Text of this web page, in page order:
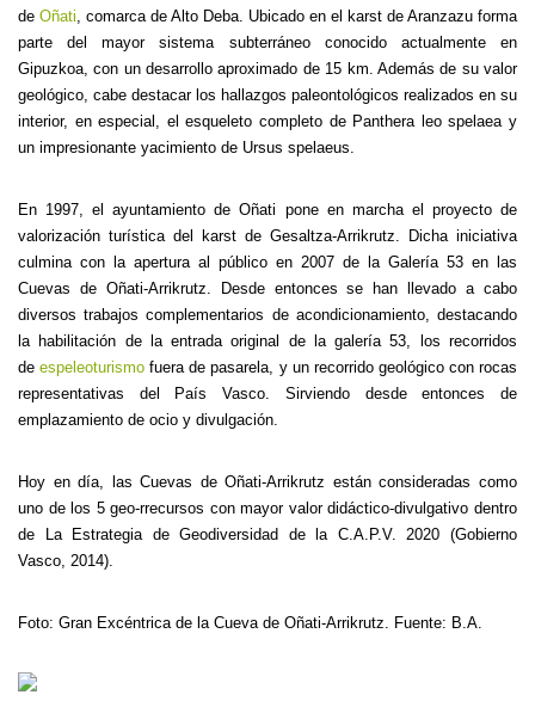
de Oñati, comarca de Alto Deba. Ubicado en el karst de Aranzazu forma
parte del mayor sistema subterráneo conocido actualmente en
Gipuzkoa, con un desarrollo aproximado de 15 km. Además de su valor
geológico, cabe destacar los hallazgos paleontológicos realizados en su
interior, en especial, el esqueleto completo de Panthera leo spelaea y
un impresionante yacimiento de Ursus spelaeus.
En 1997, el ayuntamiento de Oñati pone en marcha el proyecto de
valorización turística del karst de Gesaltza-Arrikrutz. Dicha iniciativa
culmina con la apertura al público en 2007 de la Galería 53 en las
Cuevas de Oñati-Arrikrutz. Desde entonces se han llevado a cabo
diversos trabajos complementarios de acondicionamiento, destacando
la habilitación de la entrada original de la galería 53, los recorridos
deespeleoturismo fuera de pasarela, y un recorrido geológico con rocas
representativas del País Vasco. Sirviendo desde entonces de
emplazamiento de ocio y divulgación.
Hoy en día, las Cuevas de Oñati-Arrikrutz están consideradas como
uno de los 5 geo-rrecursos con mayor valor didáctico-divulgativo dentro
de La Estrategia de Geodiversidad de la C.A.P.V. 2020 (Gobierno
Vasco, 2014).
Foto: Gran Excéntrica de la Cueva de Oñati-Arrikrutz. Fuente: B.A.